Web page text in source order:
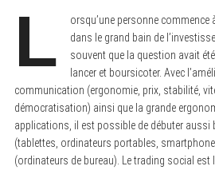
L
orsqu’une personne commence
dans le grand bain de
souvent que la question avait
lancer et boursicoter. Avec
communication (ergonomie, prix, stabilité,
démocratisation) ainsi que la grande
applications, il est possible de débuter aussi
(tablettes, ordinateurs portables,
(ordinateurs de bureau). Le trading social